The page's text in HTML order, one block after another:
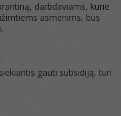
darbdaviams, kurie
asmenims, bus
gauti subsidiją, turi